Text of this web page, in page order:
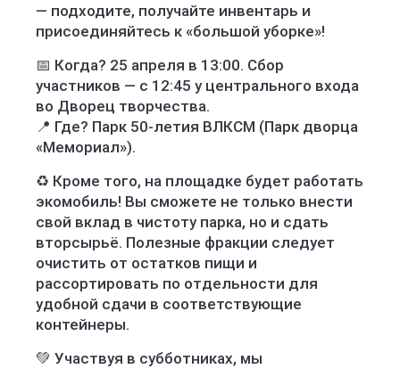
— подходите, получайте инвентарь и
присоединяйтесь к «большой уборке»!
📅 Когда? 25 апреля в 13:00. Сбор
участников — с 12:45 у центрального входа
во Дворец творчества.
📍 Где? Парк 50-летия ВЛКСМ (Парк дворца
«Мемориал»).
♻️ Кроме того, на площадке будет работать
экомобиль! Вы сможете не только внести
свой вклад в чистоту парка, но и сдать
вторсырьё. Полезные фракции следует
очистить от остатков пищи и
рассортировать по отдельности для
удобной сдачи в соответствующие
контейнеры.
💚 Участвуя в субботниках, мы